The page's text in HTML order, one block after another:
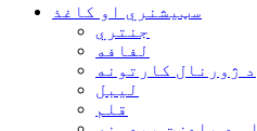
سټیشنري او کاغذ
جنتري
لفافه
د ژورنال کارتونه
لیبل
قلم